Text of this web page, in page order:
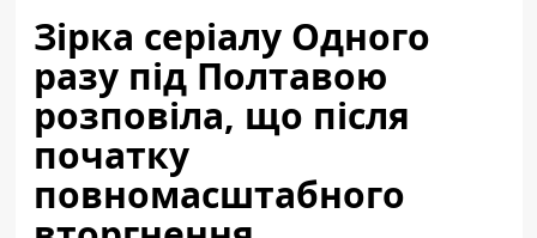
Зірка серіалу Одного
разу під Полтавою
розповіла, що після
початку
повномасштабного